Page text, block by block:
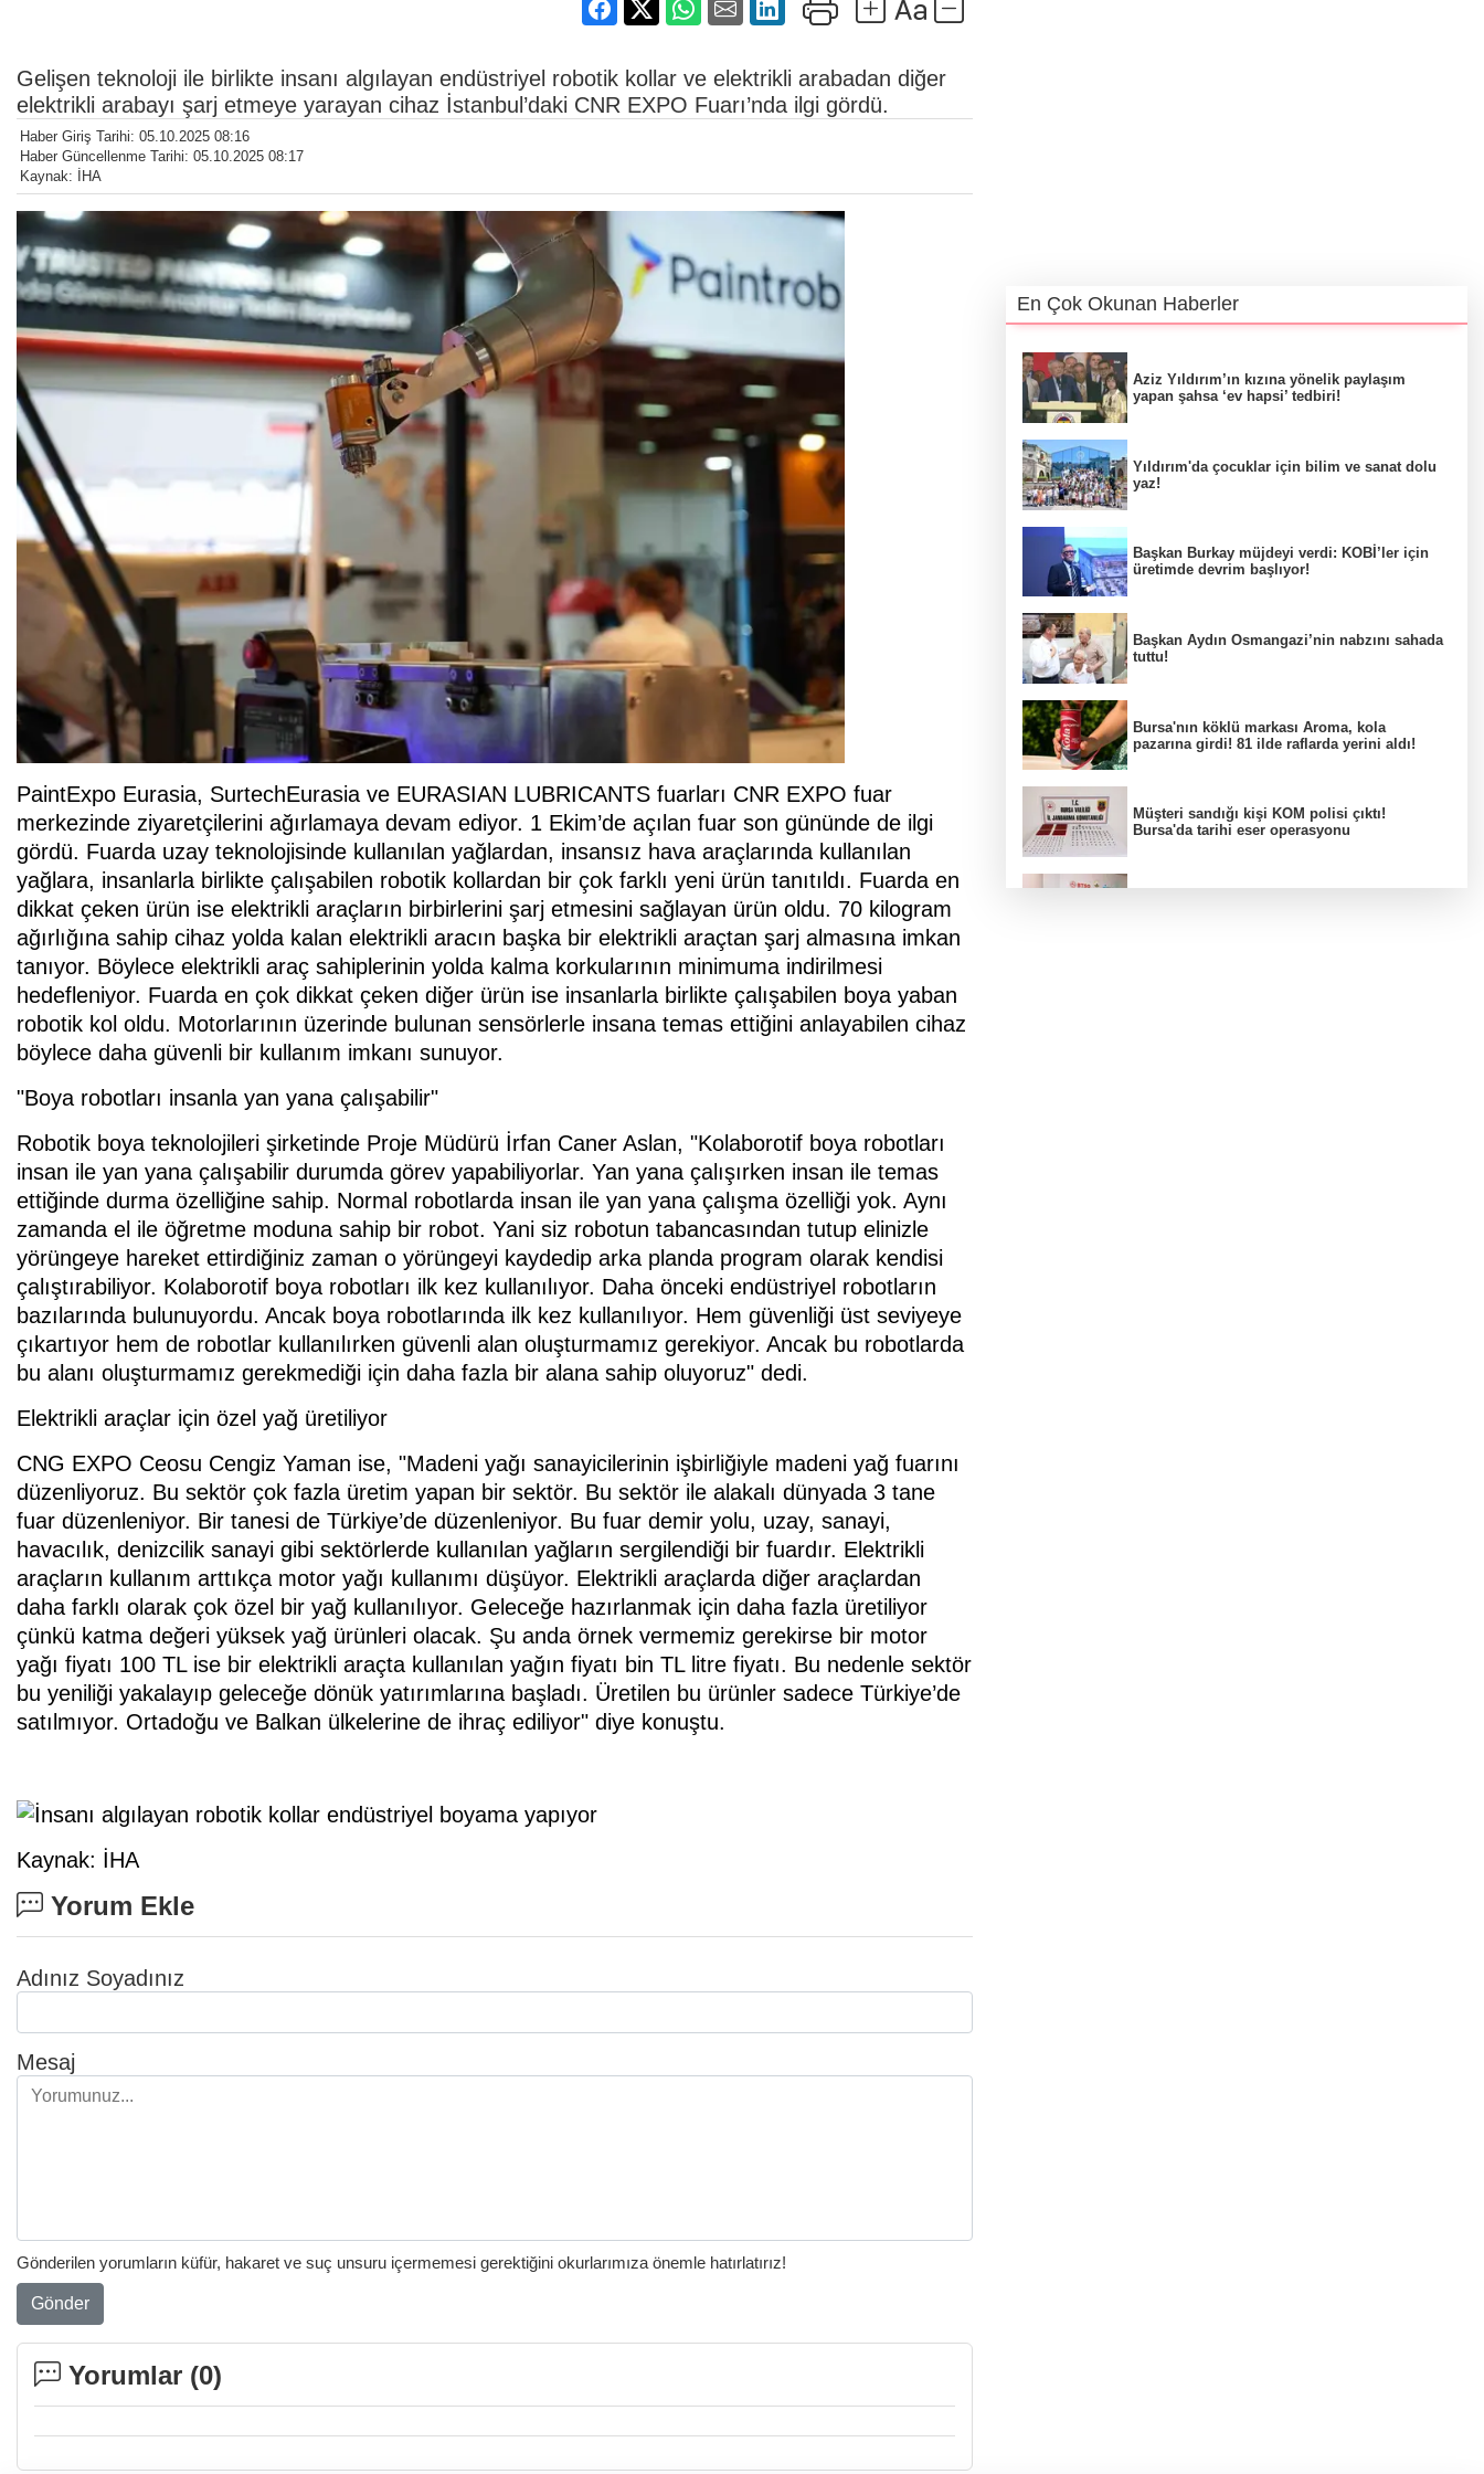
Gelişen teknoloji ile birlikte insanı algılayan endüstriyel robotik kollar ve elektrikli arabadan diğer
elektrikli arabayı şarj etmeye yarayan cihaz İstanbul’daki CNR EXPO Fuarı’nda ilgi gördü.
Haber Giriş Tarihi: 05.10.2025 08:16
Haber Güncellenme Tarihi: 05.10.2025 08:17
Kaynak: İHA
PaintExpo Eurasia, SurtechEurasia ve EURASIAN LUBRICANTS fuarları CNR EXPO fuar
merkezinde ziyaretçilerini ağırlamaya devam ediyor. 1 Ekim’de açılan fuar son gününde de ilgi
gördü. Fuarda uzay teknolojisinde kullanılan yağlardan, insansız hava araçlarında kullanılan
yağlara, insanlarla birlikte çalışabilen robotik kollardan bir çok farklı yeni ürün tanıtıldı. Fuarda en
dikkat çeken ürün ise elektrikli araçların birbirlerini şarj etmesini sağlayan ürün oldu. 70 kilogram
ağırlığına sahip cihaz yolda kalan elektrikli aracın başka bir elektrikli araçtan şarj almasına imkan
tanıyor. Böylece elektrikli araç sahiplerinin yolda kalma korkularının minimuma indirilmesi
hedefleniyor. Fuarda en çok dikkat çeken diğer ürün ise insanlarla birlikte çalışabilen boya yaban
robotik kol oldu. Motorlarının üzerinde bulunan sensörlerle insana temas ettiğini anlayabilen cihaz
böylece daha güvenli bir kullanım imkanı sunuyor.
"Boya robotları insanla yan yana çalışabilir"
Robotik boya teknolojileri şirketinde Proje Müdürü İrfan Caner Aslan, "Kolaborotif boya robotları
insan ile yan yana çalışabilir durumda görev yapabiliyorlar. Yan yana çalışırken insan ile temas
ettiğinde durma özelliğine sahip. Normal robotlarda insan ile yan yana çalışma özelliği yok. Aynı
zamanda el ile öğretme moduna sahip bir robot. Yani siz robotun tabancasından tutup elinizle
yörüngeye hareket ettirdiğiniz zaman o yörüngeyi kaydedip arka planda program olarak kendisi
çalıştırabiliyor. Kolaborotif boya robotları ilk kez kullanılıyor. Daha önceki endüstriyel robotların
bazılarında bulunuyordu. Ancak boya robotlarında ilk kez kullanılıyor. Hem güvenliği üst seviyeye
çıkartıyor hem de robotlar kullanılırken güvenli alan oluşturmamız gerekiyor. Ancak bu robotlarda
bu alanı oluşturmamız gerekmediği için daha fazla bir alana sahip oluyoruz" dedi.
Elektrikli araçlar için özel yağ üretiliyor
CNG EXPO Ceosu Cengiz Yaman ise, "Madeni yağı sanayicilerinin işbirliğiyle madeni yağ fuarını
düzenliyoruz. Bu sektör çok fazla üretim yapan bir sektör. Bu sektör ile alakalı dünyada 3 tane
fuar düzenleniyor. Bir tanesi de Türkiye’de düzenleniyor. Bu fuar demir yolu, uzay, sanayi,
havacılık, denizcilik sanayi gibi sektörlerde kullanılan yağların sergilendiği bir fuardır. Elektrikli
araçların kullanım arttıkça motor yağı kullanımı düşüyor. Elektrikli araçlarda diğer araçlardan
daha farklı olarak çok özel bir yağ kullanılıyor. Geleceğe hazırlanmak için daha fazla üretiliyor
çünkü katma değeri yüksek yağ ürünleri olacak. Şu anda örnek vermemiz gerekirse bir motor
yağı fiyatı 100 TL ise bir elektrikli araçta kullanılan yağın fiyatı bin TL litre fiyatı. Bu nedenle sektör
bu yeniliği yakalayıp geleceğe dönük yatırımlarına başladı. Üretilen bu ürünler sadece Türkiye’de
satılmıyor. Ortadoğu ve Balkan ülkelerine de ihraç ediliyor" diye konuştu.
Kaynak: İHA
Yorum Ekle
Adınız Soyadınız
Mesaj
Gönderilen yorumların küfür, hakaret ve suç unsuru içermemesi gerektiğini okurlarımıza önemle hatırlatırız!
Gönder
Yorumlar (0)
En Çok Okunan Haberler
Aziz Yıldırım’ın kızına yönelik paylaşım
yapan şahsa ‘ev hapsi’ tedbiri!
Yıldırım'da çocuklar için bilim ve sanat dolu
yaz!
Başkan Burkay müjdeyi verdi: KOBİ’ler için
üretimde devrim başlıyor!
Başkan Aydın Osmangazi’nin nabzını sahada
tuttu!
Bursa'nın köklü markası Aroma, kola
pazarına girdi! 81 ilde raflarda yerini aldı!
Müşteri sandığı kişi KOM polisi çıktı!
Bursa'da tarihi eser operasyonu